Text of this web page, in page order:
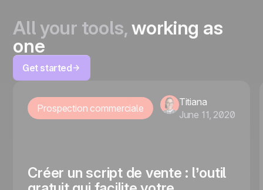
All your tools,working as
one
Get started
Prospection commerciale
Titiana
June 11, 2020
Créer un script de vente : l’outil